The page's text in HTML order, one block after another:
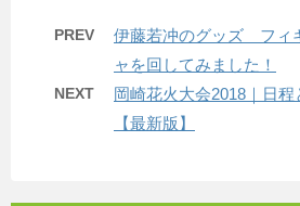
PREV
伊藤若冲のグッズ フィ
ャを回してみました！
NEXT
岡崎花火大会2018｜日
【最新版】